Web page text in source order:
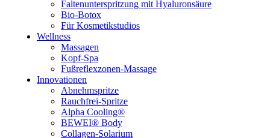
Faltenunterspritzung mit Hyaluronsäure
Bio-Botox
Für Kosmetikstudios
Wellness
Massagen
Kopf-Spa
Fußreflexzonen-Massage
Innovationen
Abnehmspritze
Rauchfrei-Spritze
Alpha Cooling®
BEWEI® Body
Collagen-Solarium